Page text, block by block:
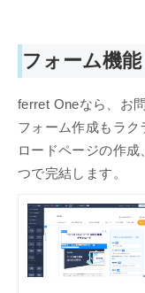
フォーム機能
ferret Oneなら、お
フォーム作成もラ
ロードページの作成
つで完結します。